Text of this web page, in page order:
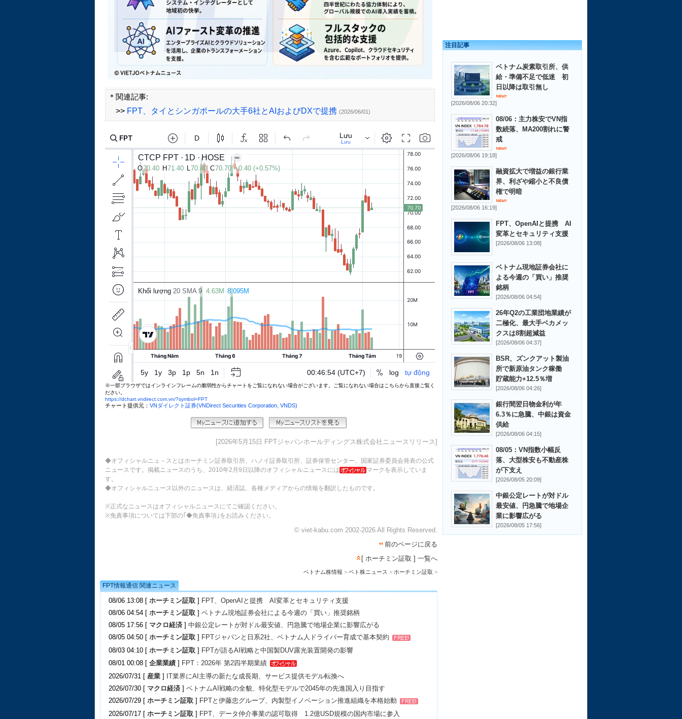
＊関連記事:
>> FPT、タイとシンガポールの大手6社とAIおよびDXで提携 (2026/06/01)
※一部ブラウザではインラインフレームの脆弱性からチャートをご覧になれない場合がございます。ご覧になれない場合はこちらから直接ご覧く
ださい。
https://dchart.vndirect.com.vn/?symbol=FPT
チャート提供元： VNダイレクト証券(VNDirect Securities Corporation, VNDS)
[2026年5月15日 FPTジャパンホールディングス株式会社ニュースリリース]
◆オフィシャルニュ－スとはホーチミン証券取引所、ハノイ証券取引所、証券保管センター、国家証券委員会発表の公式
ニュースです。掲載ニュースのうち、2010年2月9日以降のオフィシャルニュースには
マークを表示していま
す。
◆オフィシャルニュース以外のニュースは、経済誌、各種メディアからの情報を翻訳したものです。
※正式なニュースはオフィシャルニュースにてご確認ください。
※免責事項については下部の｢◆免責事項｣をお読みください。
© viet-kabu.com 2002-2026 All Rights Reserved.
前のページに戻る
[ ホーチミン証取 ] 一覧へ
ベトナム株情報 > ベト株ニュース > ホーチミン証取 >
FPT情報通信 関連ニュース
08/06 13:08 [ ホーチミン証取 ] FPT、OpenAIと提携 AI変革とセキュリティ支援
08/06 04:54 [ ホーチミン証取 ] ベトナム現地証券会社による今週の「買い」推奨銘柄
08/05 17:56 [ マクロ経済 ] 中銀公定レートが対ドル最安値、円急騰で地場企業に影響広がる
08/05 04:50 [ ホーチミン証取 ] FPTジャパンと日系2社、ベトナム人ドライバー育成で基本契約
08/03 04:10 [ ホーチミン証取 ] FPTが語るAI戦略と中国製DUV露光装置開発の影響
08/01 00:08 [ 企業業績 ] FPT：2026年 第2四半期業績
2026/07/31 [ 産業 ] IT業界にAI主導の新たな成長期、サービス提供モデル転換へ
2026/07/30 [ マクロ経済 ] ベトナムAI戦略の全貌、特化型モデルで2045年の先進国入り目指す
2026/07/29 [ ホーチミン証取 ] FPTと伊藤忠グループ、内製型イノベーション推進組織を本格始動
2026/07/17 [ ホーチミン証取 ] FPT、データ仲介事業の認可取得 1.2億USD規模の国内市場に参入
注目記事
ベトナム炭素取引所、供
給・準備不足で低迷 初
日以降は取引無し
[2026/08/06 20:32]
08/06：主力株安でVN指
数続落、MA200割れに警
戒
[2026/08/06 19:18]
融資拡大で増益の銀行業
界、利ざや縮小と不良債
権で明暗
[2026/08/06 16:19]
FPT、OpenAIと提携 AI
変革とセキュリティ支援
[2026/08/06 13:08]
ベトナム現地証券会社に
よる今週の「買い」推奨
銘柄
[2026/08/06 04:54]
26年Q2の工業団地業績が
二極化、最大手ベカメッ
クスは8割超減益
[2026/08/06 04:37]
BSR、ズンクアット製油
所で新原油タンク稼働
貯蔵能力+12.5％増
[2026/08/06 04:26]
銀行間翌日物金利が年
6.3％に急騰、中銀は資金
供給
[2026/08/06 04:15]
08/05：VN指数小幅反
落、大型株安も不動産株
が下支え
[2026/08/05 20:09]
中銀公定レートが対ドル
最安値、円急騰で地場企
業に影響広がる
[2026/08/05 17:56]